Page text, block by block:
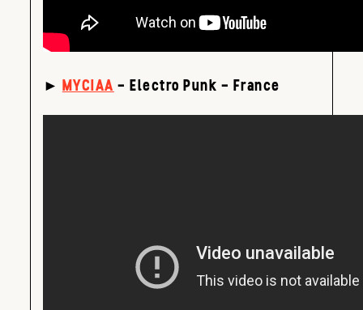
► MYCIAA – Electro Punk – France